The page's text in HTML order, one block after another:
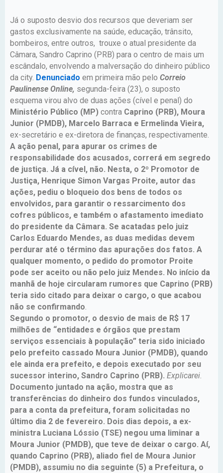
Já o suposto desvio dos recursos que deveriam ser
gastos exclusivamente na saúde, educação, trânsito,
bombeiros, entre outros, trouxe o atual presidente da
Câmara, Sandro Caprino (PRB) para o centro de mais um
escândalo, envolvendo a malversação do dinheiro público
da city. Denunciado em primeira mão pelo Correio
Paulinense Online, segunda-feira (23), o suposto
esquema virou alvo de duas ações (cível e penal) do
Ministério Público (MP) contra Caprino (PRB), Moura
Junior (PMDB), Marcelo Barraca e Ermelinda Vieira,
ex-secretário e ex-diretora de finanças, respectivamente.
A ação penal, para apurar os crimes de
responsabilidade dos acusados, correrá em segredo
de justiça. Já a cível, não. Nesta, o 2º Promotor de
Justiça, Henrique Simon Vargas Proite, autor das
ações, pediu o bloqueio dos bens de todos os
envolvidos, para garantir o ressarcimento dos
cofres públicos, e também o afastamento imediato
do presidente da Câmara. Se acatadas pelo juiz
Carlos Eduardo Mendes, as duas medidas devem
perdurar até o término das apurações dos fatos. A
qualquer momento, o pedido do promotor Proite
pode ser aceito ou não pelo juiz Mendes. No início da
manhã de hoje circularam rumores que Caprino (PRB)
teria sido citado para deixar o cargo, o que acabou
não se confirmando.
Segundo o promotor, o desvio de mais de R$ 17
milhões de “entidades e órgãos que prestam
serviços essenciais à população” teria sido iniciado
pelo prefeito cassado Moura Junior (PMDB), quando
ele ainda era prefeito, e depois executado por seu
sucessor interino, Sandro Caprino (PRB). Explicarei.
Documento juntado na ação, mostra que as
transferências do dinheiro dos fundos vinculados,
para a conta da prefeitura, foram solicitadas no
último dia 2 de fevereiro. Dois dias depois, a ex-
ministra Luciana Lóssio (TSE) negou uma liminar a
Moura Junior (PMDB), que teve de deixar o cargo. Aí,
quando Caprino (PRB), aliado fiel de Moura Junior
(PMDB), assumiu no dia seguinte (5) a Prefeitura, o